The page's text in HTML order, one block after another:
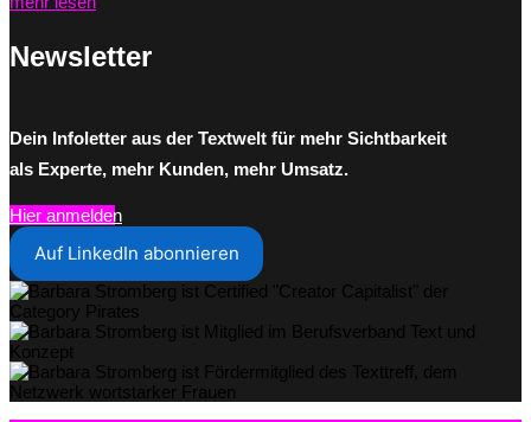
Newsletter
Dein Infoletter aus der Textwelt für mehr Sichtbarkeit
als Experte, mehr Kunden, mehr Umsatz.
Hier anmelden
Auf LinkedIn abonnieren